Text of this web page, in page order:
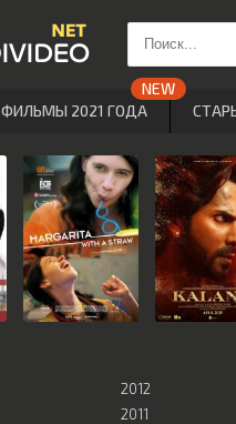
2012
2011
ФИЛЬМЫ 2021 ГОДА